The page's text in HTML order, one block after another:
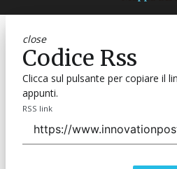
close
Codice Rss
Clicca sul pulsante per copiare il
appunti.
RSS link